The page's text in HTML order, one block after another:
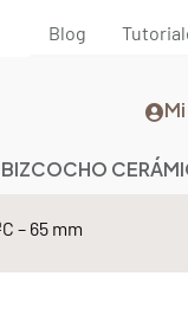
Blog
BIZCOCHO
– 65 mm